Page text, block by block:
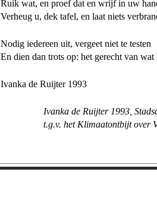
Ruik wat, en proef dat en wrijf in uw
Verheug u, dek tafel, en laat niets
Nodig iedereen uit, vergeet niet te testen
En dien dan trots op: het gerecht van wat
Ivanka de Ruijter 1993
Ivanka de Ruijter 1993,
t.g.v. het Klimaatontbijt over